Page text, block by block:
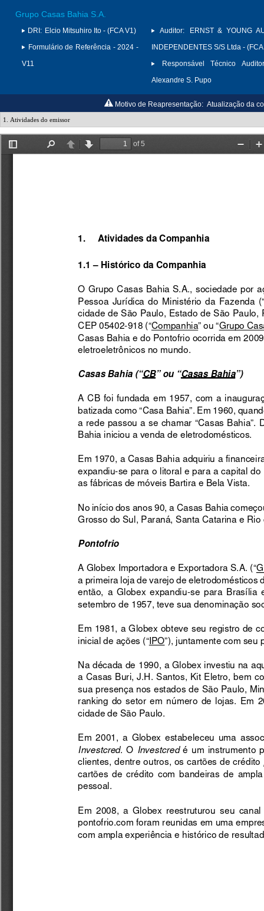
Grupo Casas Bahia S.A.
DRI: Elcio Mitsuhiro Ito - (FCA V1)
Formulário de Referência - 2024 -
V11
Auditor:
ERNST & YOUNG
INDEPENDENTES S/S Ltda -
Responsável Técnico
Alexandre S. Pupo
Motivo de Reapresentação: Atualização da